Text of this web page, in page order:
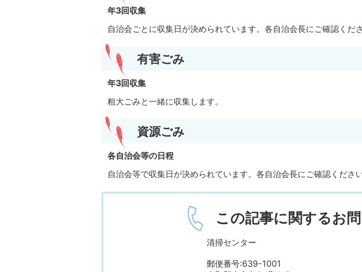
年3回収集
自治会ごとに収集日が決められています。各自治会長にご確認くださ
有害ごみ
年3回収集
粗大ごみと一緒に収集します。
資源ごみ
各自治会等の日程
自治会等で収集日が決められています。各自治会長にご確認ください
この記事に関するお
清掃センター
郵便番号:639-1001